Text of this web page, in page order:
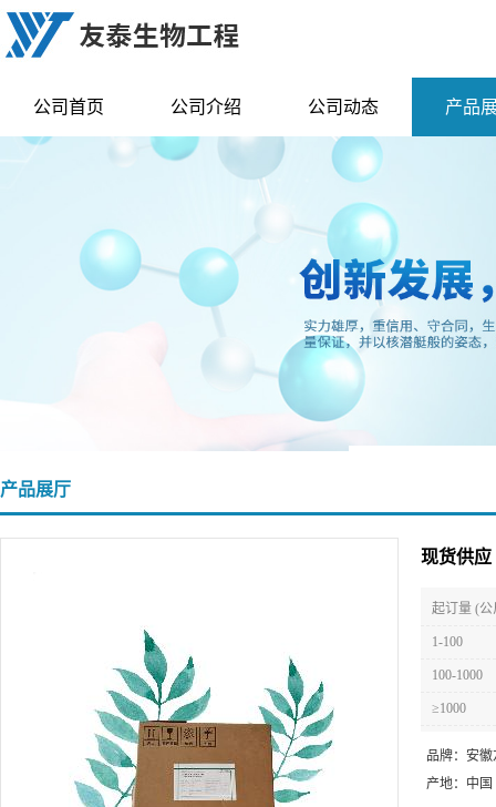
公司首页 公司介绍 公司动态 产品
产品展厅
现货供应
起订量 (公
1-100
100-1000
≥1000
品牌： 安徽
产地： 中国